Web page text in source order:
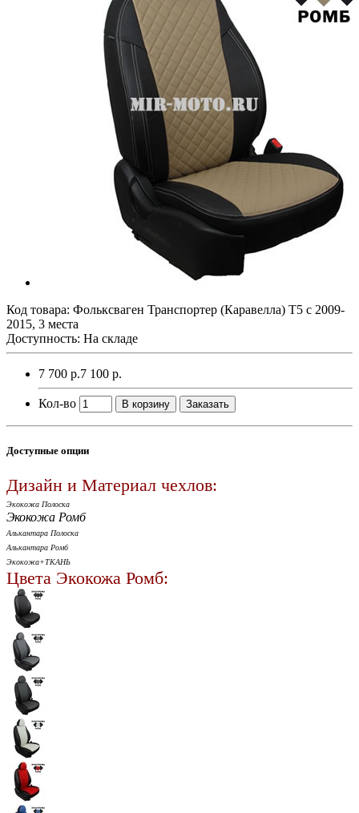
Код товара: Фольксваген Транспортер (Каравелла) Т5 с 2009-
2015, 3 места
Доступность: На складе
7 700 р.7 100 р.
Кол-во В корзину Заказать
Доступные опции
Дизайн и Материал чехлов:
Экокожа Полоска
Экокожа Ромб
Алькантара Полоска
Алькантара Ромб
Экокожа+ТКАНЬ
Цвета Экокожа Ромб: